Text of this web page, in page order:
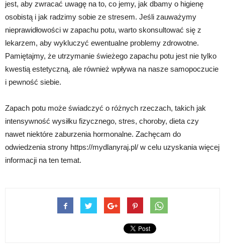
jest, aby zwracać uwagę na to, co jemy, jak dbamy o higienę
osobistą i jak radzimy sobie ze stresem. Jeśli zauważymy
nieprawidłowości w zapachu potu, warto skonsultować się z
lekarzem, aby wykluczyć ewentualne problemy zdrowotne.
Pamiętajmy, że utrzymanie świeżego zapachu potu jest nie tylko
kwestią estetyczną, ale również wpływa na nasze samopoczucie
i pewność siebie.
Zapach potu może świadczyć o różnych rzeczach, takich jak
intensywność wysiłku fizycznego, stres, choroby, dieta czy
nawet niektóre zaburzenia hormonalne. Zachęcam do
odwiedzenia strony https://mydlanyraj.pl/ w celu uzyskania więcej
informacji na ten temat.